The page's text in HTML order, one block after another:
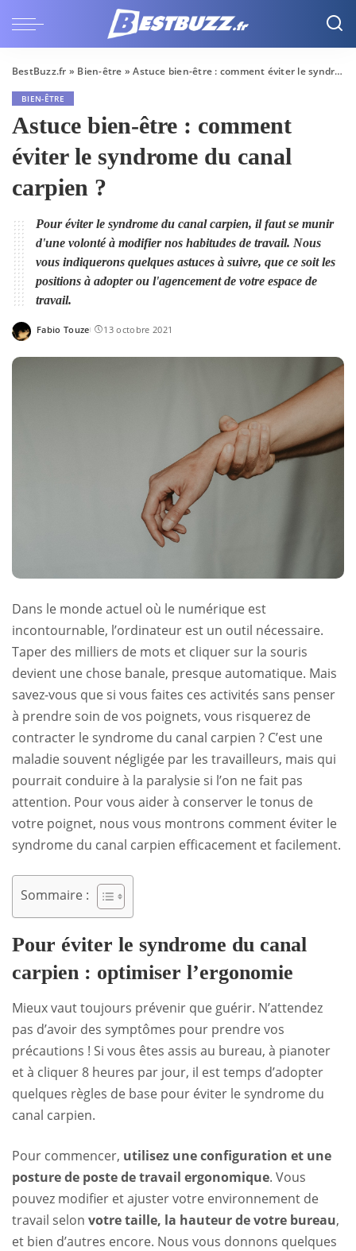
BestBuzz.fr » Bien-être »Astuce bien-être : comment éviter le syndrome du canal carpien ?
BIEN-ÊTRE
Astuce bien-être : comment
éviter le syndrome du canal
carpien ?
Pour éviter le syndrome du canal carpien, il faut se munir
d'une volonté à modifier nos habitudes de travail. Nous
vous indiquerons quelques astuces à suivre, que ce soit les
positions à adopter ou l'agencement de votre espace de
travail.
Posted
Fabio Touze 13 octobre 2021
Dans le monde actuel où le numérique est
incontournable, l’ordinateur est un outil nécessaire.
Taper des milliers de mots et cliquer sur la souris
devient une chose banale, presque automatique. Mais
savez-vous que si vous faites ces activités sans penser
à prendre soin de vos poignets, vous risquerez de
contracter le syndrome du canal carpien ? C’est une
maladie souvent négligée par les travailleurs, mais qui
pourrait conduire à la paralysie si l’on ne fait pas
attention. Pour vous aider à conserver le tonus de
votre poignet, nous vous montrons comment éviter le
syndrome du canal carpien efficacement et facilement.
Sommaire :
Pour éviter le syndrome du canal
carpien : optimiser l’ergonomie
Mieux vaut toujours prévenir que guérir. N’attendez
pas d’avoir des symptômes pour prendre vos
précautions ! Si vous êtes assis au bureau, à pianoter
et à cliquer 8 heures par jour, il est temps d’adopter
quelques règles de base pour éviter le syndrome du
canal carpien.
Pour commencer, utilisez une configuration et une
posture de poste de travail ergonomique. Vous
pouvez modifier et ajuster votre environnement de
travail selon votre taille, la hauteur de votre bureau,
et bien d’autres encore. Nous vous donnons quelques